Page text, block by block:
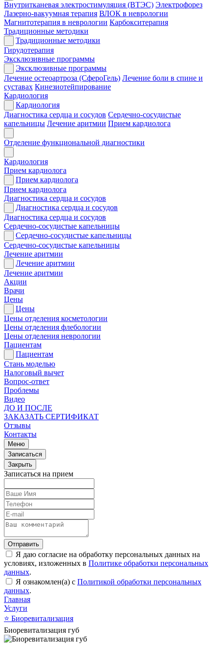
Внутритканевая электростимуляция (ВТЭС) Электрофорез
Лазерно-вакуумная терапия ВЛОК в неврологии
Магнитотерапия в неврологии Карбокситерапия
Традиционные методики
Традиционные методики
Гирудотерапия
Эксклюзивные программы
Эксклюзивные программы
Лечение остеоартроза (СфероГель) Лечение боли в спине и
суставах Кинезиотейпирование
Кардиология
Кардиология
Диагностика сердца и сосудов Сердечно-сосудистые
капельницы Лечение аритмии Прием кардиолога
Отделение функциональной диагностики
Кардиология
Прием кардиолога
Прием кардиолога
Прием кардиолога
Диагностика сердца и сосудов
Диагностика сердца и сосудов
Диагностика сердца и сосудов
Сердечно-сосудистые капельницы
Сердечно-сосудистые капельницы
Сердечно-сосудистые капельницы
Лечение аритмии
Лечение аритмии
Лечение аритмии
Акции
Врачи
Цены
Цены
Цены отделения косметологии
Цены отделения флебологии
Цены отделения неврологии
Пациентам
Пациентам
Стань моделью
Налоговый вычет
Вопрос-ответ
Проблемы
Видео
ДО И ПОСЛЕ
ЗАКАЗАТЬ СЕРТИФИКАТ
Отзывы
Контакты
Меню
Записаться
Закрыть
Записаться на прием
Отправить
Я даю согласие на обработку персональных данных на
условиях, изложенных в Политике обработки персональных
данных.
Я ознакомлен(а) с Политикой обработки персональных
данных.
Главная
Услуги
⭐ Биоревитализация
Биоревитализация губ